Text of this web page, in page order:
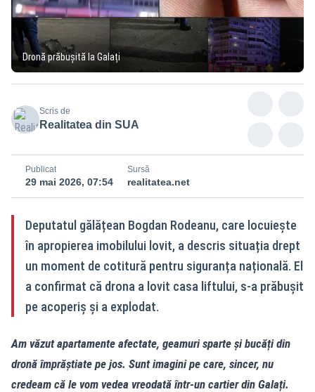
Dronă prăbușită la Galați
Scris de
Realitatea din SUA
Publicat
29 mai 2026, 07:54
Sursă
realitatea.net
Deputatul gălățean Bogdan Rodeanu, care locuiește
în apropierea imobilului lovit, a descris situația drept
un moment de cotitură pentru siguranța națională. El
a confirmat că drona a lovit casa liftului, s-a prăbușit
pe acoperiș și a explodat.
Am văzut apartamente afectate, geamuri sparte și bucăți din
dronă împrăștiate pe jos. Sunt imagini pe care, sincer, nu
credeam că le vom vedea vreodată într-un cartier din Galați.